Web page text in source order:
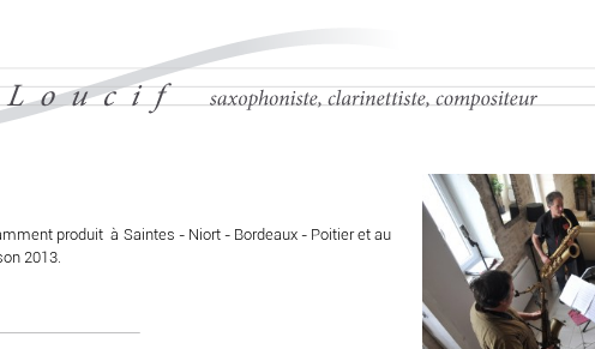
produit à Saintes - Niort - Bordeaux - Poitier et au
2013.